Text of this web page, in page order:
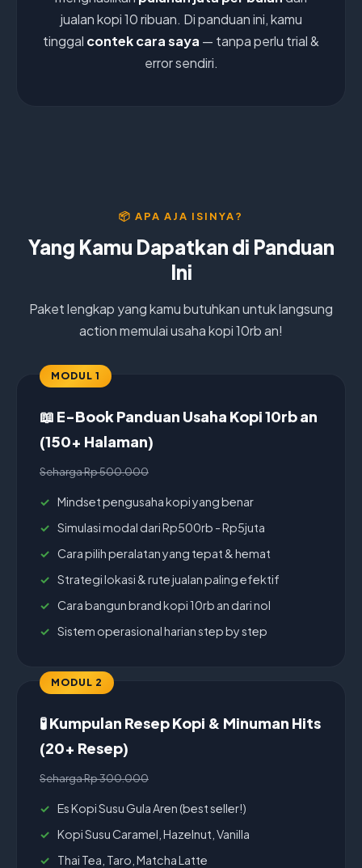
jualan kopi 10 ribuan. Di panduan ini, kamu
tinggal contek cara saya — tanpa perlu trial &
error sendiri.
📦 APA AJA ISINYA?
Yang Kamu Dapatkan di Panduan
Ini
Paket lengkap yang kamu butuhkan untuk langsung
action memulai usaha kopi 10rb an!
MODUL 1
📖 E-Book Panduan Usaha Kopi 10rb an
(150+ Halaman)
Seharga Rp 500.000
Mindset pengusaha kopi yang benar
Simulasi modal dari Rp500rb - Rp5juta
Cara pilih peralatan yang tepat & hemat
Strategi lokasi & rute jualan paling efektif
Cara bangun brand kopi 10rb an dari nol
Sistem operasional harian step by step
MODUL 2
🧪 Kumpulan Resep Kopi & Minuman Hits
(20+ Resep)
Seharga Rp 300.000
Es Kopi Susu Gula Aren (best seller!)
Kopi Susu Caramel, Hazelnut, Vanilla
Thai Tea, Taro, Matcha Latte